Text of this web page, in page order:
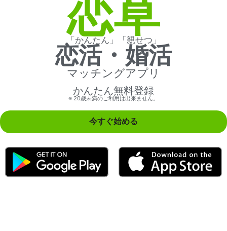
恋草
「かんたん」「親せつ」
恋活・婚活
マッチングアプリ
かんたん無料登録
※ 20歳未満のご利用は出来ません。
今すぐ始める